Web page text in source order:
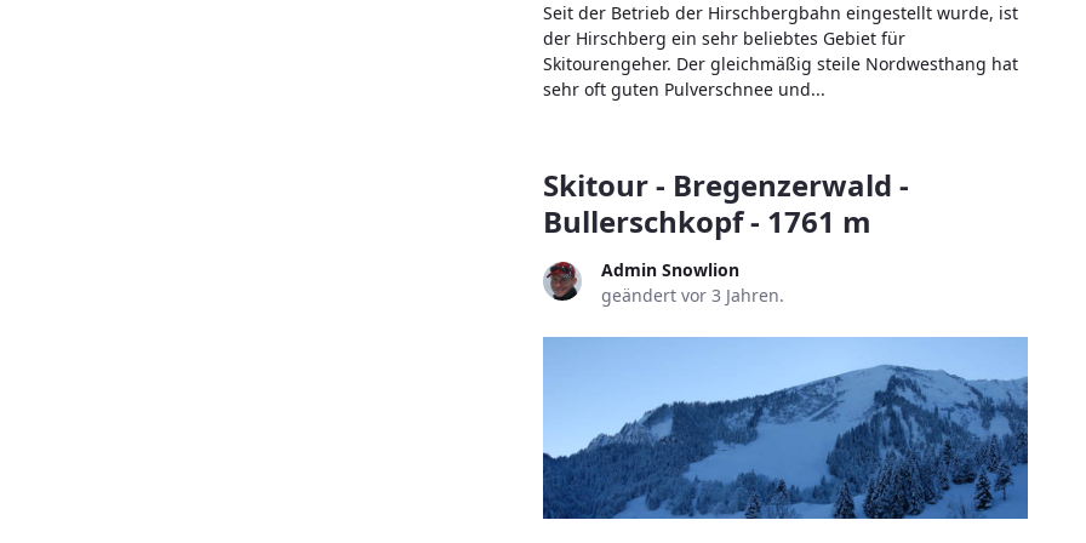
Seit der Betrieb der Hirschbergbahn eingestellt wurde, ist
der Hirschberg ein sehr beliebtes Gebiet für
Skitourengeher. Der gleichmäßig steile Nordwesthang hat
sehr oft guten Pulverschnee und...
Skitour - Bregenzerwald -
Bullerschkopf - 1761 m
Admin Snowlion
geändert vor 3 Jahren.